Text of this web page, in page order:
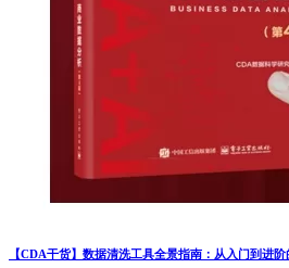
【CDA干货】数据清洗工具全景指南：从入门到进